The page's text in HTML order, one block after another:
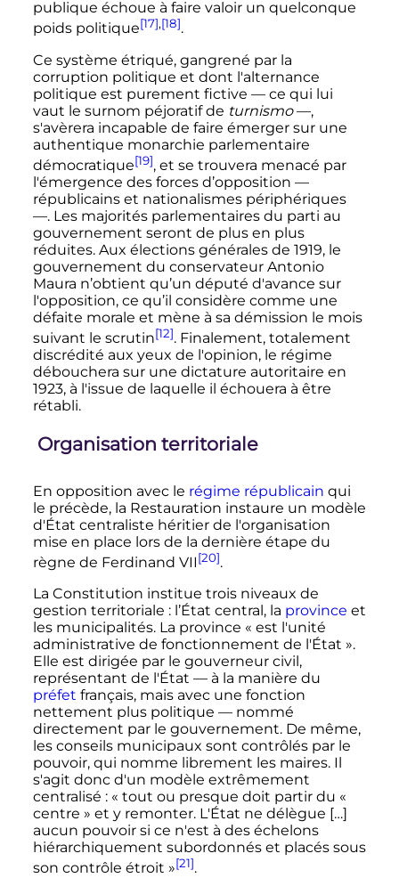
publique échoue à faire valoir un quelconque
poids politique[17],[18].
Ce système étriqué, gangrené par la
corruption politique et dont l'alternance
politique est purement fictive — ce qui lui
vaut le surnom péjoratif de turnismo —,
s'avèrera incapable de faire émerger sur une
authentique monarchie parlementaire
démocratique[19], et se trouvera menacé par
l'émergence des forces d’opposition —
républicains et nationalismes périphériques
—. Les majorités parlementaires du parti au
gouvernement seront de plus en plus
réduites. Aux élections générales de 1919, le
gouvernement du conservateur Antonio
Maura n’obtient qu’un député d'avance sur
l'opposition, ce qu’il considère comme une
défaite morale et mène à sa démission le mois
suivant le scrutin[12]. Finalement, totalement
discrédité aux yeux de l'opinion, le régime
débouchera sur une dictature autoritaire en
1923, à l'issue de laquelle il échouera à être
rétabli.
Organisation territoriale
En opposition avec le régime républicain qui
le précède, la Restauration instaure un modèle
d'État centraliste héritier de l'organisation
mise en place lors de la dernière étape du
règne de Ferdinand VII[20].
La Constitution institue trois niveaux de
gestion territoriale : l’État central, la province et
les municipalités. La province « est l'unité
administrative de fonctionnement de l'État ».
Elle est dirigée par le gouverneur civil,
représentant de l'État — à la manière du
préfet français, mais avec une fonction
nettement plus politique —nommé
directement par le gouvernement. De même,
les conseils municipaux sont contrôlés par le
pouvoir, qui nomme librement les maires. Il
s'agit donc d'un modèle extrêmement
centralisé : « tout ou presque doit partir du «
centre » et y remonter. L'État ne délègue […]
aucun pouvoir si ce n'est à des échelons
hiérarchiquement subordonnés et placés sous
son contrôle étroit »[21].